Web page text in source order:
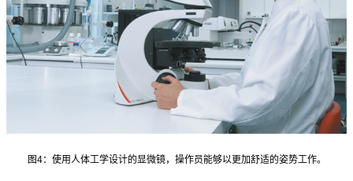
图4：使用人体工学设计的显微镜，操作员能够以更加舒适的姿势工作。